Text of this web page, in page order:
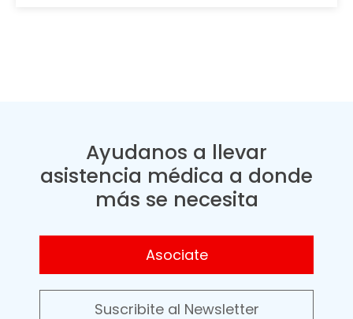
Ayudanos a llevar
asistencia médica a donde
más se necesita
Asociate
Suscribite al Newsletter